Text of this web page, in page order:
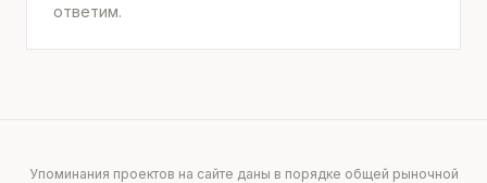
ответим.
Упоминания проектов на сайте даны в порядке общей рыночной